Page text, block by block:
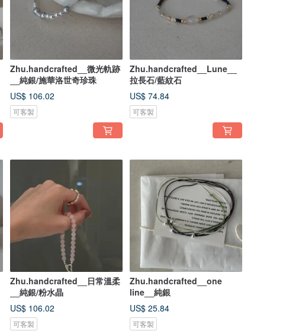
Zhu.handcrafted__微光軌跡
__純銀/施華洛世奇珍珠
US$ 106.02
可客製
Zhu.handcrafted__Lune__
拉長石/藍紋石
US$ 74.84
可客製
Zhu.handcrafted__日常溫柔
__純銀/粉水晶
US$ 106.02
可客製
Zhu.handcrafted__one
line__純銀
US$ 25.84
可客製